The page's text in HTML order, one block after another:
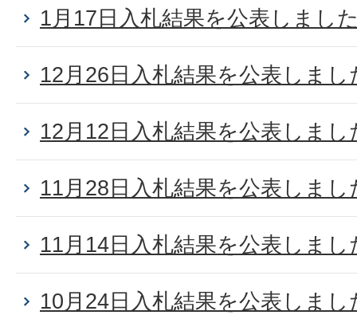
1月17日入札結果を公表しまし
12月26日入札結果を公表しまし
12月12日入札結果を公表しまし
11月28日入札結果を公表しまし
11月14日入札結果を公表しまし
10月24日入札結果を公表しまし